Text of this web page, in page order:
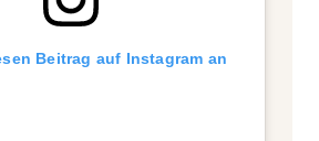
Beitrag auf Instagram an